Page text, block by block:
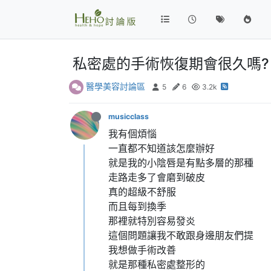
私密處的手術恢復期會很久嗎?
醫學美容討論區 5 6 3.2k
musicclass
我有個煩惱
一直都不知道該怎麼辦好
就是我的小陰唇是有點多層的那種
走路走多了會磨到破皮
真的超級不舒服
而且每到換季
那裡就特別容易發炎
這個問題讓我不敢跟身邊朋友們提
我想做手術改善
就是那種私密處整形的